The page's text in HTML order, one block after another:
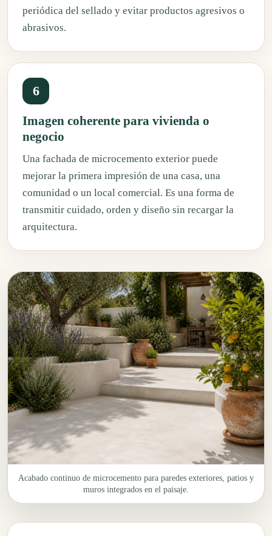
periódica del sellado y evitar productos agresivos o
abrasivos.
6
Imagen coherente para vivienda o
negocio
Una fachada de microcemento exterior puede
mejorar la primera impresión de una casa, una
comunidad o un local comercial. Es una forma de
transmitir cuidado, orden y diseño sin recargar la
arquitectura.
Acabado continuo de microcemento para paredes exteriores, patios y
muros integrados en el paisaje.